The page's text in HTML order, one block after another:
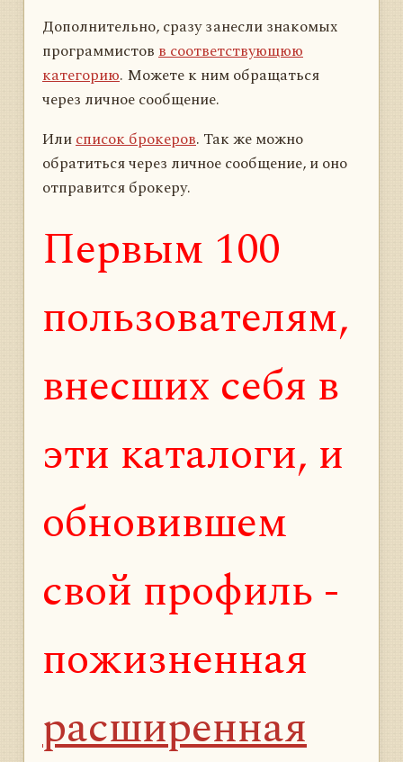
Дополнительно, сразу занесли знакомых
программистовв соответствующюю
категорию. Можете к ним обращаться
через личное сообщение.
Илисписок брокеров. Так же можно
обратиться через личное сообщение, и оно
отправится брокеру.
Первым 100
пользователям,
внесших себя в
эти каталоги, и
обновившем
свой профиль -
пожизненная
расширенная